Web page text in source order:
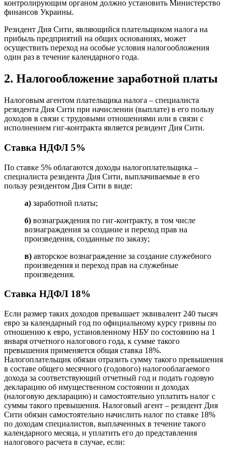
контролирующим органом должно установить Министерство
финансов Украины.
Резидент Дия Сити, являющийся плательщиком налога на
прибыль предприятий на общих основаниях, может
осуществить переход на особые условия налогообложения
один раз в течение календарного года.
2. Налогообложение заработной платы
Налоговым агентом плательщика налога – специалиста
резидента Дия Сити при начислении (выплате) в его пользу
доходов в связи с трудовыми отношениями или в связи с
исполнением гиг-контракта является резидент Дия Сити.
Ставка НДФЛ 5%
По ставке 5% облагаются доходы налогоплательщика –
специалиста резидента Дия Сити, выплачиваемые в его
пользу резидентом Дия Сити в виде:
а) заработной платы;
б) вознаграждения по гиг-контракту, в том числе
вознаграждения за создание и переход прав на
произведения, созданные по заказу;
в) авторское вознаграждение за создание служебного
произведения и переход прав на служебные
произведения.
Ставка НДФЛ 18%
Если размер таких доходов превышает эквивалент 240 тысяч
евро за календарный год по официальному курсу гривны по
отношению к евро, установленному НБУ по состоянию на 1
января отчетного налогового года, к сумме такого
превышения применяется общая ставка 18%.
Налогоплательщик обязан отразить сумму такого превышения
в составе общего месячного (годового) налогооблагаемого
дохода за соответствующий отчетный год и подать годовую
декларацию об имущественном состоянии и доходах
(налоговую декларацию) и самостоятельно уплатить налог с
суммы такого превышения. Налоговый агент – резидент Дия
Сити обязан самостоятельно начислить налог по ставке 18%
по доходам специалистов, выплаченных в течение такого
календарного месяца, и уплатить его до представления
налогового расчета в случае, если: